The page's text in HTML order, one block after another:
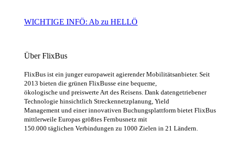
WICHTIGE INFÖ: Ab zu HELLÖ
Über FlixBus
FlixBus ist ein junger europaweit agierender Mobilitätsanbieter. Seit
2013 bieten die grünen FlixBusse eine bequeme,
ökologische und preiswerte Art des Reisens. Dank datengetriebener
Technologie hinsichtlich Streckennetzplanung, Yield
Management und einer innovativen Buchungsplattform bietet FlixBus
mittlerweile Europas größtes Fernbusnetz mit
150.000 täglichen Verbindungen zu 1000 Zielen in 21 Ländern.